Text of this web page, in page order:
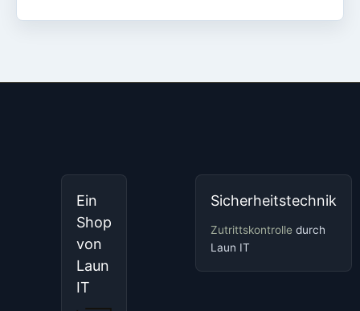
Ein
Shop
von
Laun
IT
Sicherheitstechnik
Zutrittskontrolle durch
Laun IT